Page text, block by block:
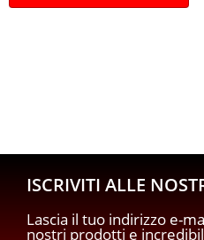
ISCRIVITI ALLE
Lascia il tuo indirizzo e-
nostri prodotti e